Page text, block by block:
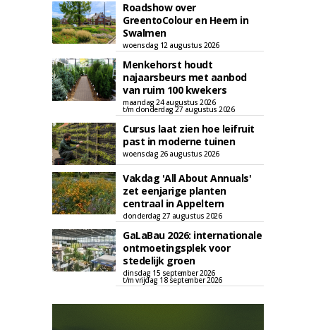
Roadshow over
GreentoColour en Heem in
Swalmen
woensdag 12 augustus 2026
Menkehorst houdt
najaarsbeurs met aanbod
van ruim 100 kwekers
maandag 24 augustus 2026
t/m donderdag 27 augustus 2026
Cursus laat zien hoe leifruit
past in moderne tuinen
woensdag 26 augustus 2026
Vakdag 'All About Annuals'
zet eenjarige planten
centraal in Appeltern
donderdag 27 augustus 2026
GaLaBau 2026: internationale
ontmoetingsplek voor
stedelijk groen
dinsdag 15 september 2026
t/m vrijdag 18 september 2026